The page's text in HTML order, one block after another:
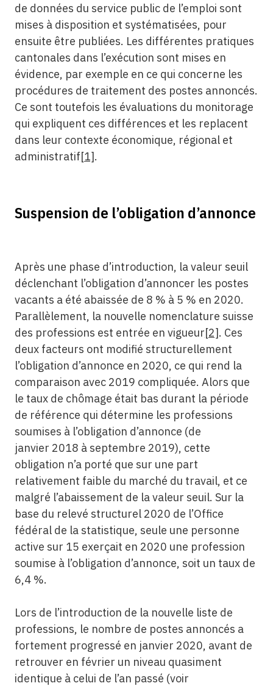
de données du service public de l’emploi sont
mises à disposition et systématisées, pour
ensuite être publiées. Les différentes pratiques
cantonales dans l’exécution sont mises en
évidence, par exemple en ce qui concerne les
procédures de traitement des postes annoncés.
Ce sont toutefois les évaluations du monitorage
qui expliquent ces différences et les replacent
dans leur contexte économique, régional et
administratif[1].
Suspension de l’obligation d’annonce
Après une phase d’introduction, la valeur seuil
déclenchant l’obligation d’annoncer les postes
vacants a été abaissée de 8 % à 5 % en 2020.
Parallèlement, la nouvelle nomenclature suisse
des professions est entrée en vigueur[2]. Ces
deux facteurs ont modifié structurellement
l’obligation d’annonce en 2020, ce qui rend la
comparaison avec 2019 compliquée. Alors que
le taux de chômage était bas durant la période
de référence qui détermine les professions
soumises à l’obligation d’annonce (de
janvier 2018 à septembre 2019), cette
obligation n’a porté que sur une part
relativement faible du marché du travail, et ce
malgré l’abaissement de la valeur seuil. Sur la
base du relevé structurel 2020 de l’Office
fédéral de la statistique, seule une personne
active sur 15 exerçait en 2020 une profession
soumise à l’obligation d’annonce, soit un taux de
6,4 %.
Lors de l’introduction de la nouvelle liste de
professions, le nombre de postes annoncés a
fortement progressé en janvier 2020, avant de
retrouver en février un niveau quasiment
identique à celui de l’an passé (voir